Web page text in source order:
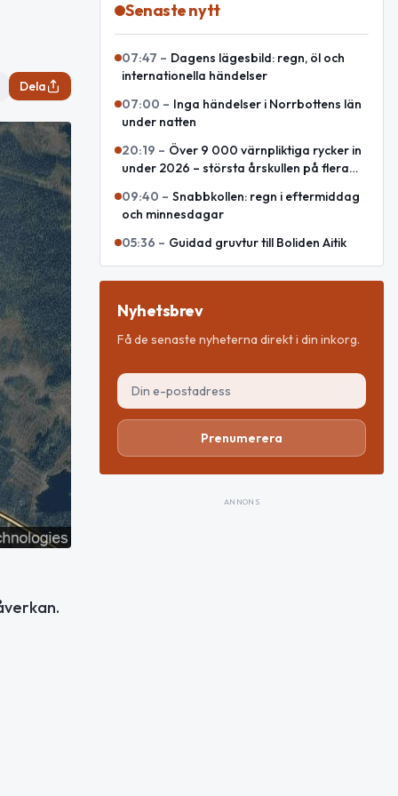
Dela
Senaste nytt
07:47 – Dagens lägesbild: regn, öl och
internationella händelser
07:00 – Inga händelser i Norrbottens län
under natten
20:19 – Över 9 000 värnpliktiga rycker in
under 2026 – största årskullen på flera
09:40 – Snabbkollen: regn i eftermiddag
och minnesdagar
05:36 – Guidad gruvtur till Boliden Aitik
Nyhetsbrev
Få de senaste nyheterna direkt i din inkorg.
Prenumerera
ANNONS